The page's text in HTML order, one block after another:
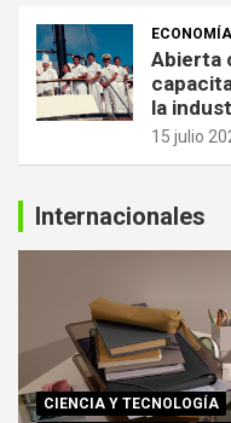
ECONOMÍA
Abierta
la
15 julio
Internacionales
CIENCIA Y TECNOLOGÍA